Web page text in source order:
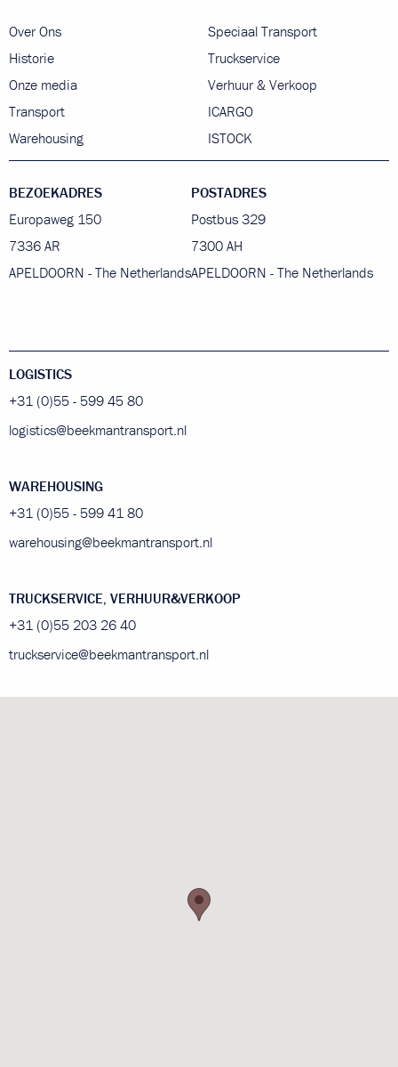
Over Ons
Historie
Onze media
Transport
Warehousing
Speciaal Transport
Truckservice
Verhuur & Verkoop
ICARGO
ISTOCK
BEZOEKADRES
Europaweg 150
7336 AR
APELDOORN - The Netherlands
POSTADRES
Postbus 329
7300 AH
APELDOORN - The Netherlands
LOGISTICS
+31 (0)55 - 599 45 80
logistics@beekmantransport.nl
WAREHOUSING
+31 (0)55 - 599 41 80
warehousing@beekmantransport.nl
TRUCKSERVICE, VERHUUR&VERKOOP
+31 (0)55 203 26 40
truckservice@beekmantransport.nl